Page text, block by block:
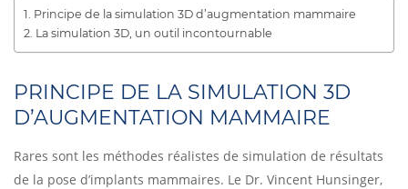
Principe de la simulation 3D d’augmentation mammaire
La simulation 3D, un outil incontournable
PRINCIPE DE LA SIMULATION 3D
D’AUGMENTATION MAMMAIRE
Rares sont les méthodes réalistes de simulation de résultats
de la pose d’implants mammaires. Le Dr. Vincent Hunsinger,